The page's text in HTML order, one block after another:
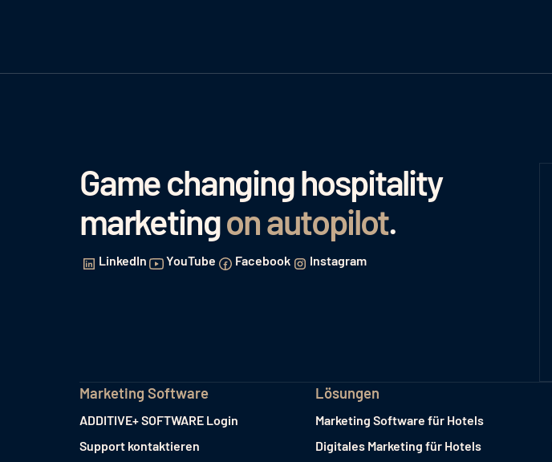
Game changing hospitality
marketingon autopilot.
LinkedIn YouTube Facebook Instagram
Marketing Software
ADDITIVE+ SOFTWARE Login
Support kontaktieren
Lösungen
Marketing Software für Hotels
Digitales Marketing für Hotels